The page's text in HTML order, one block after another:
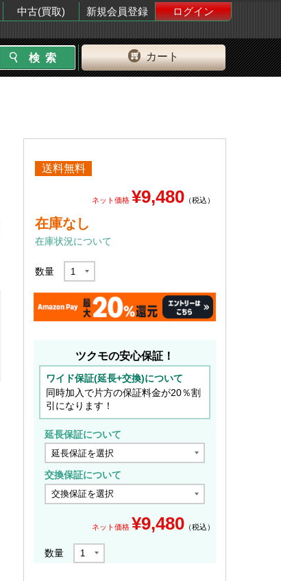
中古(買取) 新規会員登録
ログイン
カート
送料無料
ネット価格 ¥9,480 （税込）
在庫なし
在庫状況について
数量
ツクモの安心保証！
ワイド保証(延長+交換)について
同時加入で片方の保証料金が20％割
引になります！
延長保証について
交換保証について
ネット価格 ¥9,480 （税込）
数量